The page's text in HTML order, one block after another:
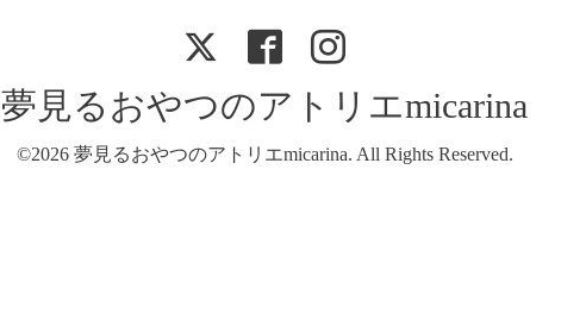
夢見るおやつのアトリエmicarina
©2026 夢見るおやつのアトリエmicarina. All Rights Reserved.